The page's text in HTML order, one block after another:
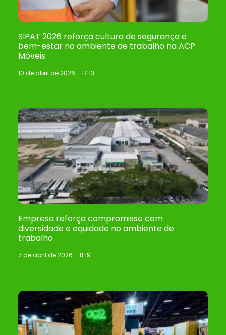
SIPAT 2026 reforça cultura de segurança e
bem-estar no ambiente de trabalho na ACP
Móveis
10 de abril de 2026 17:13
Empresa reforça compromisso com
diversidade e equidade no ambiente de
trabalho
7 de abril de 2026 11:19